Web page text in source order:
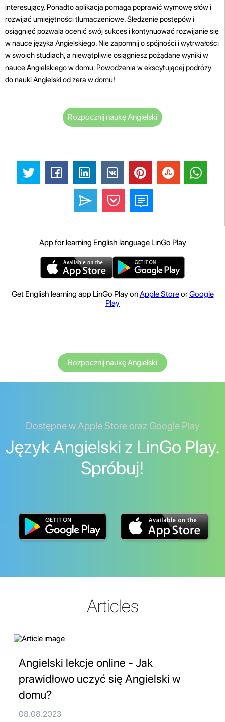
interesujący. Ponadto aplikacja pomaga poprawić wymowę słów i
rozwijać umiejętności tłumaczeniowe. Śledzenie postępów i
osiągnięć pozwala ocenić swój sukces i kontynuować rozwijanie się
w nauce języka Angielskiego. Nie zapomnij o spójności i wytrwałości
w swoich studiach, a niewątpliwie osiągniesz pożądane wyniki w
nauce Angielskiego w domu. Powodzenia w ekscytującej podróży
do nauki Angielski od zera w domu!
Rozpocznij naukę Angielski
App for learning English language LinGo Play
Get English learning app LinGo Play onApple StoreorGoogle
Play
Rozpocznij naukę Angielski
Dostępne w Apple Store oraz Google Play
Język Angielski z LinGo Play.
Spróbuj!
Articles
Angielski lekcje online - Jak
prawidłowo uczyć się Angielski w
domu?
08.08.2023